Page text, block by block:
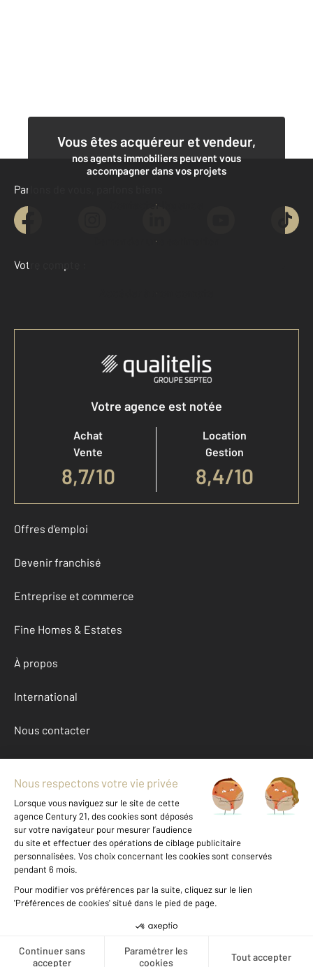
Téléphoner
Vous êtes acquéreur et vendeur,
nos agents immobiliers peuvent vous
accompagner dans vos projets
Contacter l'agence
Demander une estimation
Parlons de vous, parlons biens
Votre compte :
Accéder à mon compte
Votre agence est notée
Achat
Vente
8,7/10
Location
Gestion
8,4/10
Offres d'emploi
Devenir franchisé
Entreprise et commerce
Fine Homes & Estates
À propos
International
Nous contacter
Mentions légales & CGU et Barèmes d'honoraires
Données personnelles
Gestionnaire des cookies
Achat maison autour de TROYES (10000)